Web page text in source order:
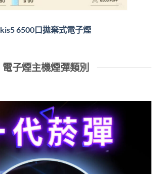
kis5 6500口拋棄式電子煙
電子煙主機煙彈類別